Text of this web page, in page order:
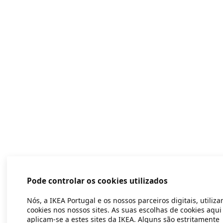
Pode controlar os cookies utilizados
Nós, a IKEA Portugal e os nossos parceiros digitais,
cookies nos nossos sites. As suas escolhas de cookies aqui
aplicam-se a estes sites da IKEA. Alguns são estritamente